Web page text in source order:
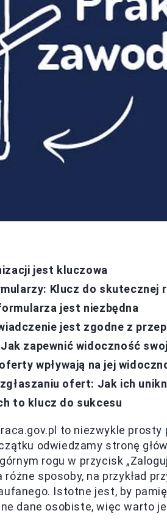
jest kluczowa
Klucz do
jest niezbędna
jest zgodne z
zapewnić widoczność
wpływają na jej
ofert: Jak ich
to klucz do sukcesu
to niezwykle
odwiedzamy stronę
rogu w przycisk
sposoby, na przykład
Istotne jest, by
dane osobiste, więc warto